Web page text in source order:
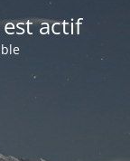
actif